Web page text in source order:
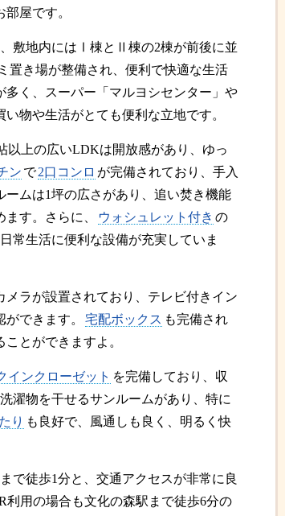
屋です。
敷地内にはⅠ棟とⅡ棟の2棟が前後に並
置き場が整備され、便利で快適な生活
く、スーパー「マルヨシセンター」や
物や生活がとても便利な立地です。
以上の広いLDKは開放感があり、ゆっ
ン で2口コンロ が完備されており、手入
ムは1坪の広さがあり、追い焚き機能
す。さらに、
ウォシュレット付き の
常生活に便利な設備が充実していま
ラが設置されており、テレビ付きイン
できます。
宅配ボックス も完備され
とができますよ。
インクローゼット を完備しており、収
濯物を干せるサンルームがあり、特に
り も良好で、風通しも良く、明るく快
で徒歩1分と、交通アクセスが非常に良
利用の場合も文化の森駅まで徒歩6分の